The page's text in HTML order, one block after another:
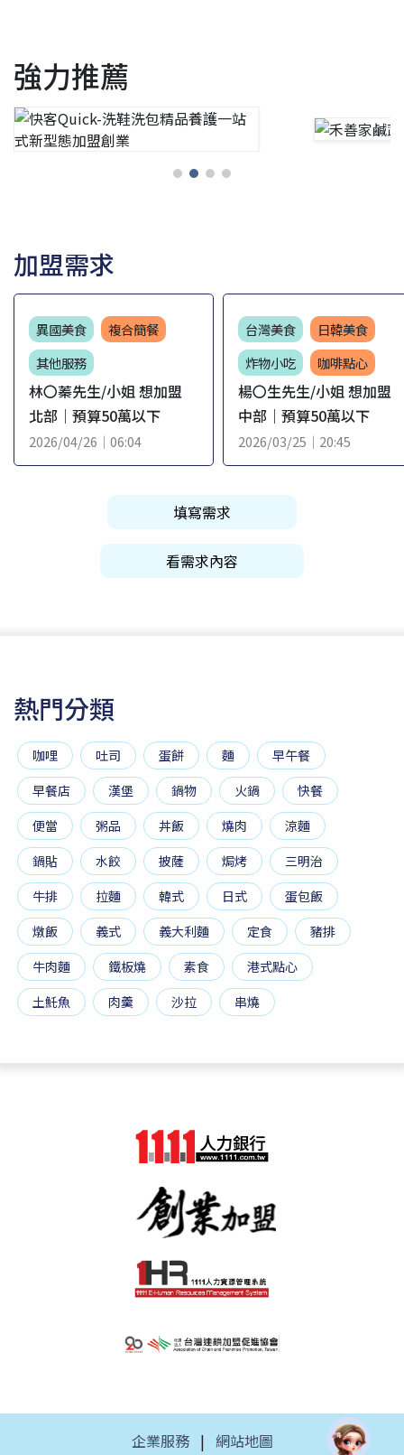
強力推薦
加盟需求
異國美食
複合簡餐
其他服務
林〇蓁先生/小姐 想加盟
北部｜預算50萬以下
2026/04/26｜06:04
台灣美食
日韓美食
炸物小吃
咖啡點心
楊〇生先生/小姐 想加盟
中部｜預算50萬以下
2026/03/25｜20:45
填寫需求
看需求內容
熱門分類
咖哩 吐司 蛋餅 麵
早午餐
早餐店
漢堡 鍋物 火鍋
快餐
便當
粥品 丼飯 燒肉
涼麵
鍋貼
水餃 披薩 焗烤
三明治
牛排
拉麵 韓式 日式
蛋包飯
燉飯
義式 義大利麵 定食
豬排
牛肉麵
鐵板燒 素食
港式點心
土魠魚
肉羹 沙拉 串燒
企業服務 | 網站地圖